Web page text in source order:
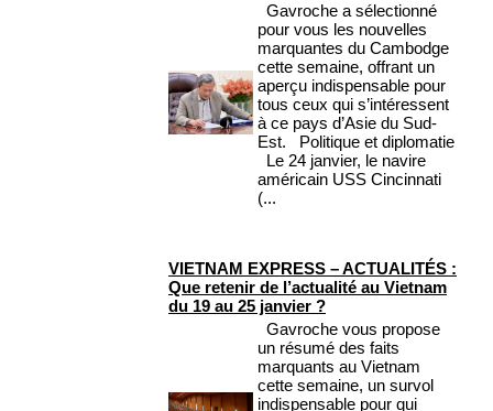
Gavroche a sélectionné
pour vous les nouvelles
marquantes du Cambodge
cette semaine, offrant un
aperçu indispensable pour
tous ceux qui s’intéressent
à ce pays d’Asie du Sud-
Est. Politique et diplomatie
Le 24 janvier, le navire
américain USS Cincinnati
(...
VIETNAM EXPRESS – ACTUALITÉS :
Que retenir de l’actualité au Vietnam
du 19 au 25 janvier ?
Gavroche vous propose
un résumé des faits
marquants au Vietnam
cette semaine, un survol
indispensable pour qui